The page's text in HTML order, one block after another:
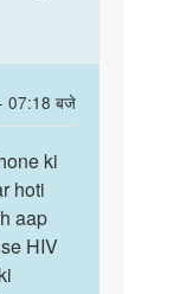
07:18 बजे
ki
hoti
aap
HIV